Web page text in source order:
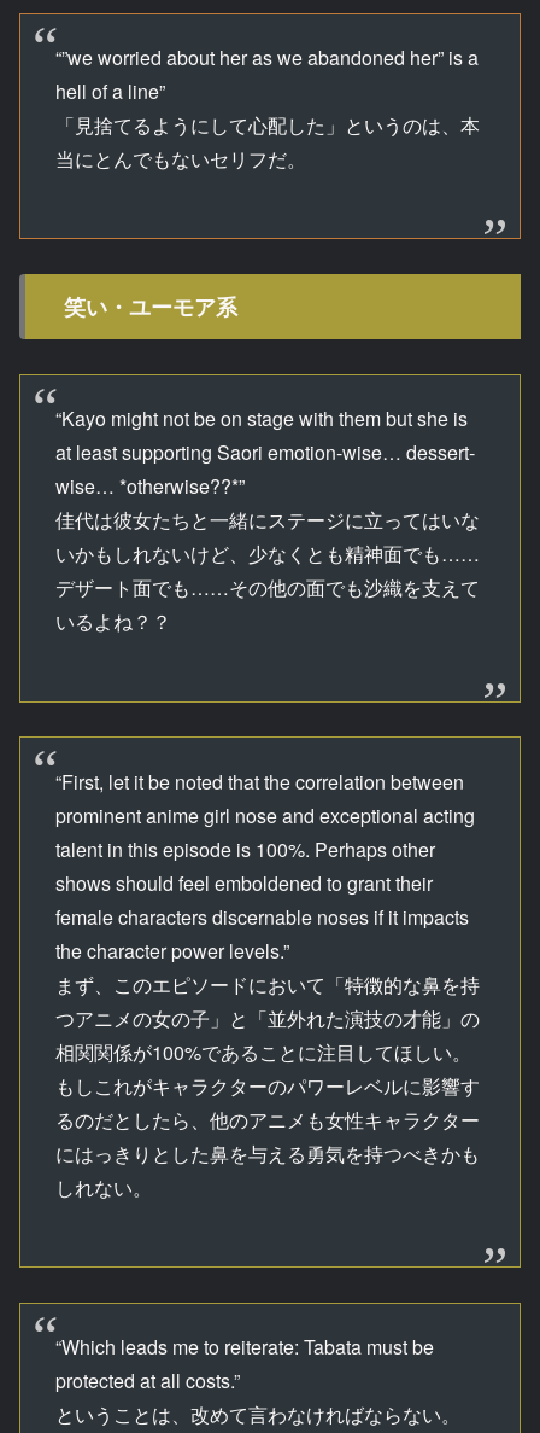
“”we worried about her as we abandoned her” is a
hell of a line”
「見捨てるようにして心配した」というのは、本
当にとんでもないセリフだ。
笑い・ユーモア系
“Kayo might not be on stage with them but she is
at least supporting Saori emotion-wise… dessert-
wise… *otherwise??*”
佳代は彼女たちと一緒にステージに立ってはいな
いかもしれないけど、少なくとも精神面でも……
デザート面でも……その他の面でも沙織を支えて
いるよね？？
“First, let it be noted that the correlation between
prominent anime girl nose and exceptional acting
talent in this episode is 100%. Perhaps other
shows should feel emboldened to grant their
female characters discernable noses if it impacts
the character power levels.”
まず、このエピソードにおいて「特徴的な鼻を持
つアニメの女の子」と「並外れた演技の才能」の
相関関係が100%であることに注目してほしい。
もしこれがキャラクターのパワーレベルに影響す
るのだとしたら、他のアニメも女性キャラクター
にはっきりとした鼻を与える勇気を持つべきかも
しれない。
“Which leads me to reiterate: Tabata must be
protected at all costs.”
ということは、改めて言わなければならない。